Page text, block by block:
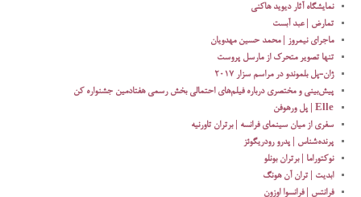
نمایشگاه آثار دیوید هاکنی
تمارض | عبد آبست
ماجرای نیمروز | محمد حسین مهدویان
تنها تصویر متحرک از مارسل پروست
ژان-پل بلموندو در مراسم سزار ۲۰۱۷
پیش‌بینی و مختصری درباره فیلم‌های احتمالی بخش رسمی هفتادمین جشنواره کن
Elle | پل ورهوفن
سفری از میان سینمای فرانسه | برتران تاورنیه
پرنده‌شناس | پدرو رودریگوئز
نوکتوراما | برتران بونلو
ابدیت | تران آن هونگ
فرانتس | فرانسوا اوزون